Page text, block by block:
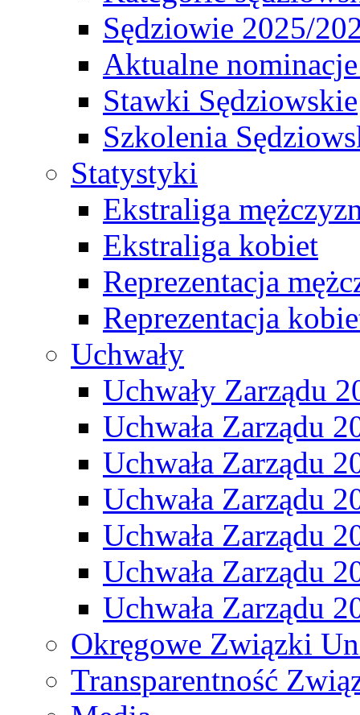
Sędziowie 2025/
Aktualne
Stawki Sędziowskie
Szkolenia
Statystyki
Ekstraliga
Ekstraliga kobiet
Reprezentacja
Reprezentacja
Uchwały
Uchwały Zarządu
Uchwała Zarządu
Uchwała Zarządu
Uchwała Zarządu
Uchwała Zarządu
Uchwała Zarządu
Uchwała Zarządu
Okręgowe Związki
Transparentność